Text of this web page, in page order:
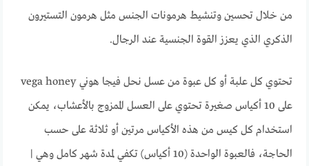
من خلال تحسين وتنشيط هرمونات الجنس مثل هرمون التستيرون
الذكري الذي يعزز القوة الجنسية عند الرجال.
تحتوي كل علبة أو كل عبوة من عسل نحل فيجا هوني vega honey
على 10 أكياس صغيرة تحتوي على العسل الممزوج بالأعشاب، يمكن
استخدام كل كيس من هذه الأكياس مرتين أو ثلاثة على حسب
الحاجة، فالعبوة الواحدة (10 أكياس) تكفي لمدة شهر كامل وهي |